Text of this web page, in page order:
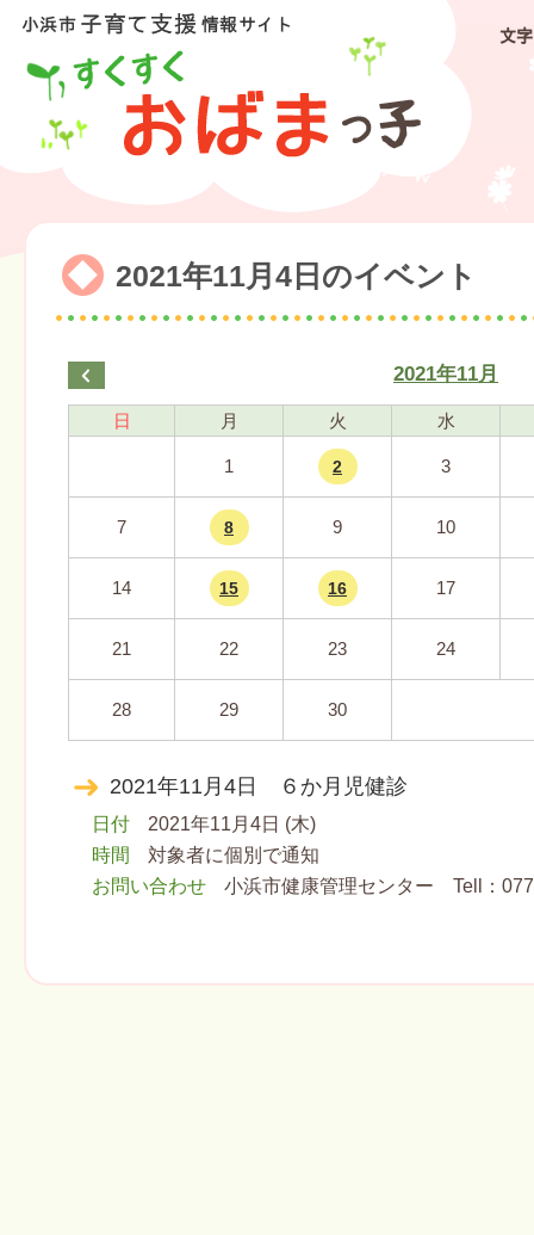
文
2021年11月4日のイベント
2021年11月
日 月 火 水
1 2 3
7 8 9 10
14 15 16 17
21 22 23 24
28 29 30
2021年11月4日 ６か月児健診
日付
2021年11月4日 (木)
時間
対象者に個別で通知
お問い合わせ
小浜市健康管理センター Tell：